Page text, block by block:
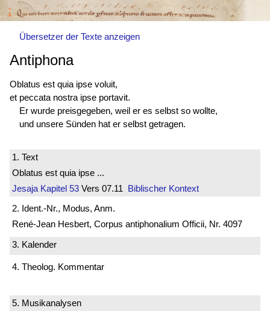
Übersetzer der Texte anzeigen
Antiphona
Oblatus est quia ipse voluit,
et peccata nostra ipse portavit.
Er wurde preisgegeben, weil er es selbst so wollte,
und unsere Sünden hat er selbst getragen.
1. Text
Oblatus est quia ipse ...
Jesaja Kapitel 53 Vers 07.11 Biblischer Kontext
2. Ident.-Nr., Modus, Anm.
René-Jean Hesbert, Corpus antiphonalium Officii, Nr. 4097
3. Kalender
4. Theolog. Kommentar
5. Musikanalysen